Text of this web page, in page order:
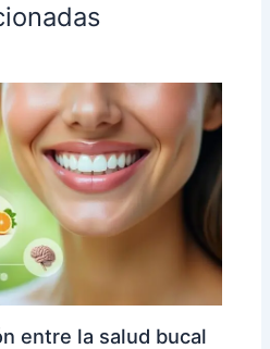
entre la salud bucal